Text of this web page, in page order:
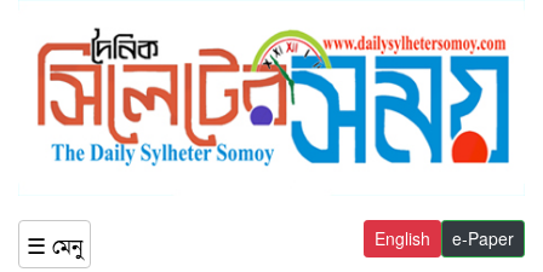
☰ মেনু e-Paper
English